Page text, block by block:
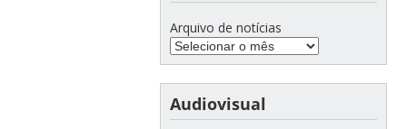
Arquivo de notícias
Audiovisual